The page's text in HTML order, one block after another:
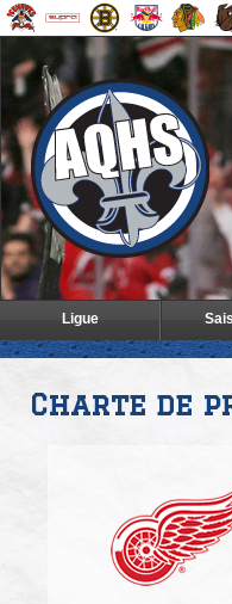
Ligue
Charte de